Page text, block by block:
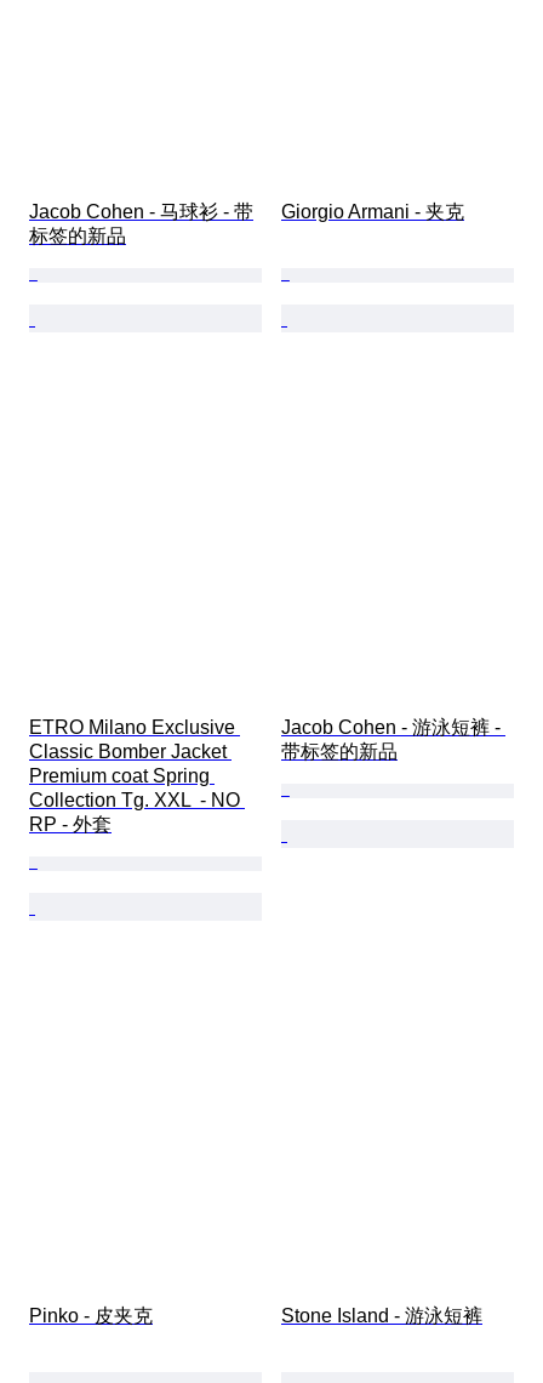
Jacob Cohen - 马球衫 - 带
标签的新品
Giorgio Armani - 夹克
ETRO Milano Exclusive
Classic Bomber Jacket
Premium coat Spring
Collection Tg. XXL  - NO
RP - 外套
Jacob Cohen - 游泳短裤 -
带标签的新品
Pinko - 皮夹克 Stone Island - 游泳短裤